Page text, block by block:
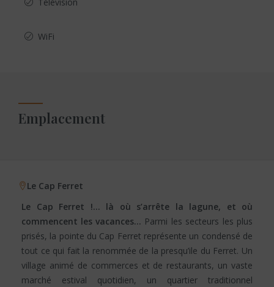
Télévision
WiFi
Emplacement
Le Cap Ferret
Le Cap Ferret !… là où s’arrête la lagune, et où
commencent les vacances…
prisés, la pointe du Cap Ferret représente un condensé de
tout ce qui fait la renommée de la presqu’ile du Ferret. Un
village animé de commerces et de restaurants, un vaste
marché estival quotidien, un quartier traditionnel